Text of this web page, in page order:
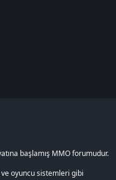
başlamış MMO forumudur.
oyuncu sistemleri gibi